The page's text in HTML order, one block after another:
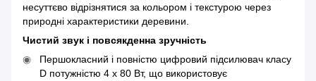
несуттєво відрізнятися за кольором і текстурою через
природні характеристики деревини.
Чистий звук і повсякденна зручність
Першокласний і повністю цифровий підсилювач класу
D потужністю 4 x 80 Вт, що використовує